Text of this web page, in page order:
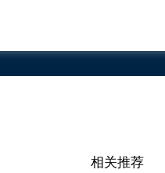
相关推荐